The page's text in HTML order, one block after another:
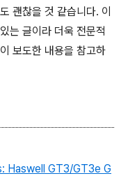
괜찮을 것 같습니다. 이
는 글이라 더욱 전문적
보도한 내용을 참고하
Haswell GT3/GT3e G